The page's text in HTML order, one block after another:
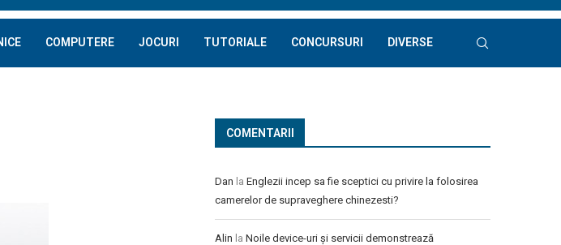
COMPUTERE JOCURI TUTORIALE CONCURSURI DIVERSE
COMENTARII
Dan la Englezii incep sa fie sceptici cu privire la folosirea
camerelor de supraveghere chinezesti?
Alin la Noile device-uri și servicii demonstrează